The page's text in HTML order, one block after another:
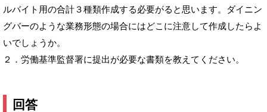
ルバイト用の合計３種類作成する必要がると思います。ダイニン
グバーのような業務形態の場合にはどこに注意して作成したらよ
いでしょうか。
２．労働基準監督署に提出が必要な書類を教えてください。
回答